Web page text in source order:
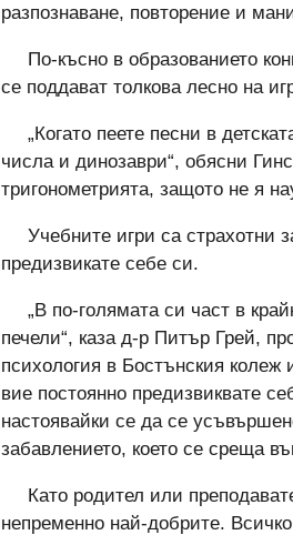
разпознаване, повторение и
По-късно в образованието
се поддават толкова лесно на
„Когато пеете песни в
числа и динозаври“, обясни
тригонометрията, защото не я
Учебните игри са страхотни
предизвикате себе си.
„В по-голямата си част в
печели“, каза д-р Питър Грей,
психология в Бостънския колеж
вие постоянно предизвиквате
настоявайки се да се
забавлението, което се среща
Като родител или
непременно най-добрите.